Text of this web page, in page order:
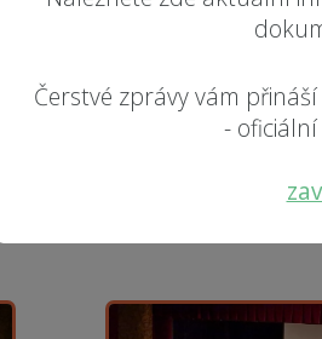
Čerstvé zprávy vám
-
(především mladší žáky) na
okamžiků později se totiž
ní se žáci z tříd 9.A a 9.B
již na naše absolventy čeká